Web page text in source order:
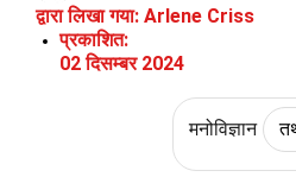
द्वारा लिखा गया: Arlene Criss
प्रकाशित:
02 दिसम्बर 2024
मनोविज्ञान